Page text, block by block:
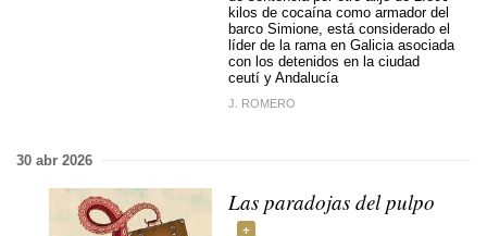
kilos de cocaína como armador del
barco Simione, está considerado el
líder de la rama en Galicia asociada
con los detenidos en la ciudad
ceutí y Andalucía
J. ROMERO
30 abr 2026
Las paradojas del pulpo